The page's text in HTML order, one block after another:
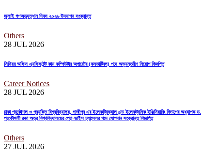
জুলাই গণঅভ্যুত্থান দিবস ২০২৬ উদযাপন সংক্রান্ত
Others
28 JUL 2026
সিনিয়র অফিস এ্যসিসটেন্ট কাম কম্পিউটার অপারেটর (কনভার্টিবল) পদে অভ্যন্তরীণ নিয়োগ বিজ্ঞপ্তি
Career Notices
28 JUL 2026
ঢাকা প্রকৌশল ও প্রযুক্তি বিশ্ববিদ্যালয়, গাজীপুর এর ইলেকট্রিক্যাল এন্ড ইলেকট্রনিক ইঞ্জিনিয়ারিং বিভাগের অধ্যাপক ড.
প্রকৌশলী রুমা অত্র বিশ্ববিদ্যালয়ের প্রো-ভাইস চ্যান্সেলর পদে যোগদান সংক্রান্ত বিজ্ঞপ্তি
Others
27 JUL 2026